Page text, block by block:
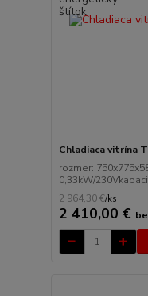
Chladiaca vitrína
rozmer:
0,33kW/
2 964,30 €/ks
2 410,00 €